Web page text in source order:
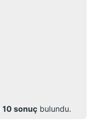
10 sonuç bulundu.